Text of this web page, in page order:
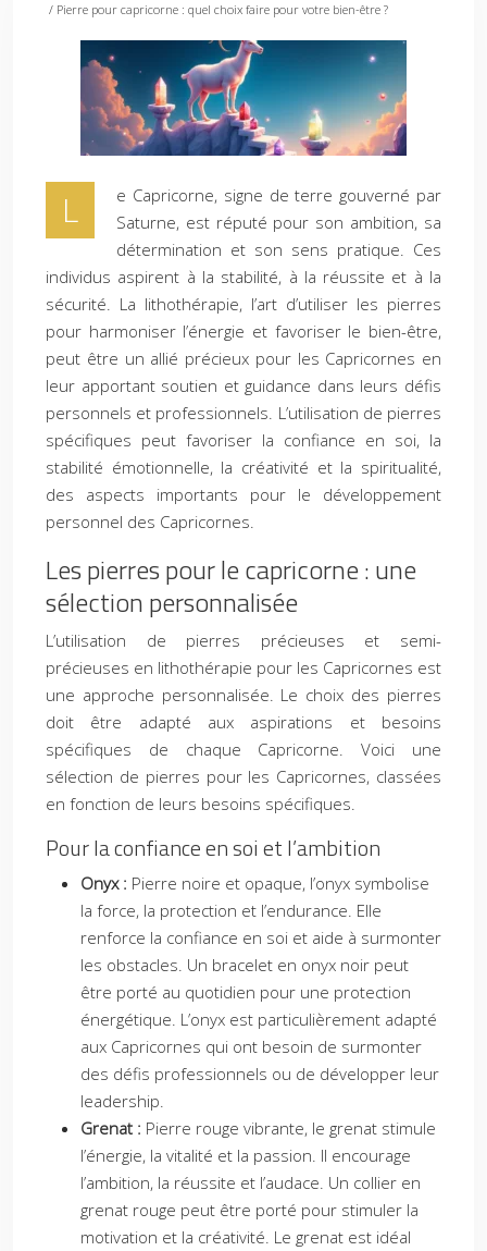
/ Pierre pour capricorne : quel choix faire pour votre bien-être ?
L
e Capricorne, signe de terre gouverné par
Saturne, est réputé pour son ambition, sa
détermination et son sens pratique. Ces
individus aspirent à la stabilité, à la réussite et à la
sécurité. La lithothérapie, l’art d’utiliser les pierres
pour harmoniser l’énergie et favoriser le bien-être,
peut être un allié précieux pour les Capricornes en
leur apportant soutien et guidance dans leurs défis
personnels et professionnels. L’utilisation de pierres
spécifiques peut favoriser la confiance en soi, la
stabilité émotionnelle, la créativité et la spiritualité,
des aspects importants pour le développement
personnel des Capricornes.
Les pierres pour le capricorne : une
sélection personnalisée
L’utilisation de pierres précieuses et semi-
précieuses en lithothérapie pour les Capricornes est
une approche personnalisée. Le choix des pierres
doit être adapté aux aspirations et besoins
spécifiques de chaque Capricorne. Voici une
sélection de pierres pour les Capricornes, classées
en fonction de leurs besoins spécifiques.
Pour la confiance en soi et l’ambition
Onyx : Pierre noire et opaque, l’onyx symbolise
la force, la protection et l’endurance. Elle
renforce la confiance en soi et aide à surmonter
les obstacles. Un bracelet en onyx noir peut
être porté au quotidien pour une protection
énergétique. L’onyx est particulièrement adapté
aux Capricornes qui ont besoin de surmonter
des défis professionnels ou de développer leur
leadership.
Grenat : Pierre rouge vibrante, le grenat stimule
l’énergie, la vitalité et la passion. Il encourage
l’ambition, la réussite et l’audace. Un collier en
grenat rouge peut être porté pour stimuler la
motivation et la créativité. Le grenat est idéal